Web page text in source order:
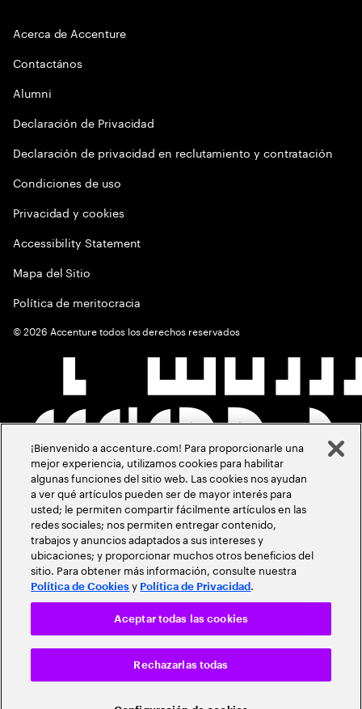
Acerca de Accenture
Contactános
Alumni
Declaración de Privacidad
Declaración de privacidad en reclutamiento y contratación
Condiciones de uso
Privacidad y cookies
Accessibility Statement
Mapa del Sitio
Política de meritocracia
©2026 Accenture todos los derechos reservados
¡Bienvenido a accenture.com! Para proporcionarle una
mejor experiencia, utilizamos cookies para habilitar
algunas funciones del sitio web. Las cookies nos ayudan
a ver qué artículos pueden ser de mayor interés para
usted; le permiten compartir fácilmente artículos en las
redes sociales; nos permiten entregar contenido,
trabajos y anuncios adaptados a sus intereses y
ubicaciones; y proporcionar muchos otros beneficios del
sitio. Para obtener más información, consulte nuestra
Política de Cookies y Política de Privacidad .
Rechazarlas todas
Aceptar todas las cookies